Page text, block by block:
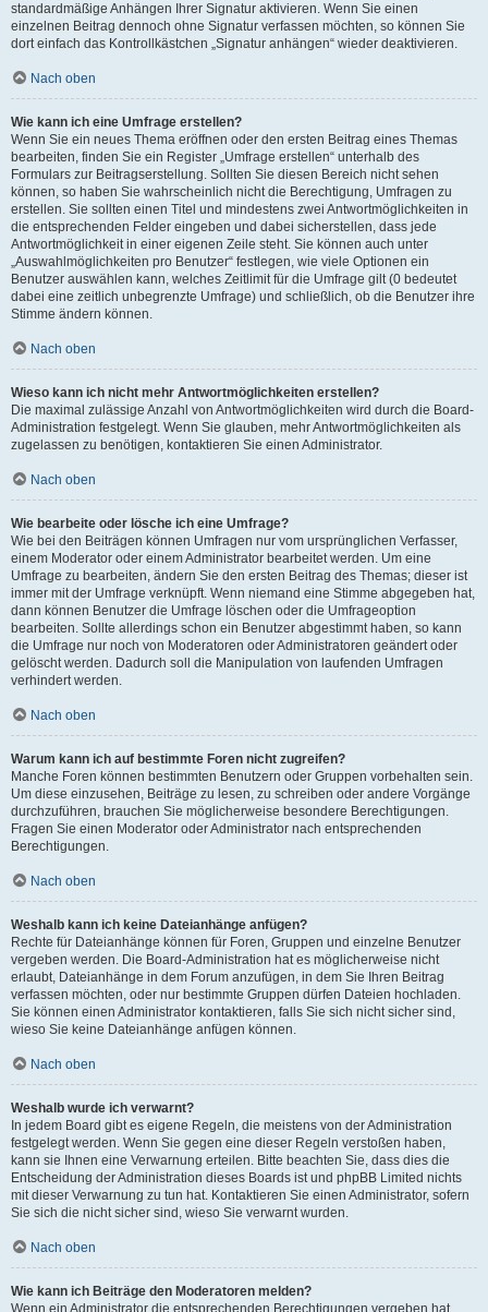
standardmäßige Anhängen Ihrer Signatur aktivieren. Wenn Sie einen
einzelnen Beitrag dennoch ohne Signatur verfassen möchten, so können Sie
dort einfach das Kontrollkästchen „Signatur anhängen“ wieder deaktivieren.
Nach oben
Wie kann ich eine Umfrage erstellen?
Wenn Sie ein neues Thema eröffnen oder den ersten Beitrag eines Themas
bearbeiten, finden Sie ein Register „Umfrage erstellen“ unterhalb des
Formulars zur Beitragserstellung. Sollten Sie diesen Bereich nicht sehen
können, so haben Sie wahrscheinlich nicht die Berechtigung, Umfragen zu
erstellen. Sie sollten einen Titel und mindestens zwei Antwortmöglichkeiten in
die entsprechenden Felder eingeben und dabei sicherstellen, dass jede
Antwortmöglichkeit in einer eigenen Zeile steht. Sie können auch unter
„Auswahlmöglichkeiten pro Benutzer“ festlegen, wie viele Optionen ein
Benutzer auswählen kann, welches Zeitlimit für die Umfrage gilt (0 bedeutet
dabei eine zeitlich unbegrenzte Umfrage) und schließlich, ob die Benutzer ihre
Stimme ändern können.
Nach oben
Wieso kann ich nicht mehr Antwortmöglichkeiten erstellen?
Die maximal zulässige Anzahl von Antwortmöglichkeiten wird durch die Board-
Administration festgelegt. Wenn Sie glauben, mehr Antwortmöglichkeiten als
zugelassen zu benötigen, kontaktieren Sie einen Administrator.
Nach oben
Wie bearbeite oder lösche ich eine Umfrage?
Wie bei den Beiträgen können Umfragen nur vom ursprünglichen Verfasser,
einem Moderator oder einem Administrator bearbeitet werden. Um eine
Umfrage zu bearbeiten, ändern Sie den ersten Beitrag des Themas; dieser ist
immer mit der Umfrage verknüpft. Wenn niemand eine Stimme abgegeben hat,
dann können Benutzer die Umfrage löschen oder die Umfrageoption
bearbeiten. Sollte allerdings schon ein Benutzer abgestimmt haben, so kann
die Umfrage nur noch von Moderatoren oder Administratoren geändert oder
gelöscht werden. Dadurch soll die Manipulation von laufenden Umfragen
verhindert werden.
Nach oben
Warum kann ich auf bestimmte Foren nicht zugreifen?
Manche Foren können bestimmten Benutzern oder Gruppen vorbehalten sein.
Um diese einzusehen, Beiträge zu lesen, zu schreiben oder andere Vorgänge
durchzuführen, brauchen Sie möglicherweise besondere Berechtigungen.
Fragen Sie einen Moderator oder Administrator nach entsprechenden
Berechtigungen.
Nach oben
Weshalb kann ich keine Dateianhänge anfügen?
Rechte für Dateianhänge können für Foren, Gruppen und einzelne Benutzer
vergeben werden. Die Board-Administration hat es möglicherweise nicht
erlaubt, Dateianhänge in dem Forum anzufügen, in dem Sie Ihren Beitrag
verfassen möchten, oder nur bestimmte Gruppen dürfen Dateien hochladen.
Sie können einen Administrator kontaktieren, falls Sie sich nicht sicher sind,
wieso Sie keine Dateianhänge anfügen können.
Nach oben
Weshalb wurde ich verwarnt?
In jedem Board gibt es eigene Regeln, die meistens von der Administration
festgelegt werden. Wenn Sie gegen eine dieser Regeln verstoßen haben,
kann sie Ihnen eine Verwarnung erteilen. Bitte beachten Sie, dass dies die
Entscheidung der Administration dieses Boards ist und phpBB Limited nichts
mit dieser Verwarnung zu tun hat. Kontaktieren Sie einen Administrator, sofern
Sie sich die nicht sicher sind, wieso Sie verwarnt wurden.
Nach oben
Wie kann ich Beiträge den Moderatoren melden?
Wenn ein Administrator die entsprechenden Berechtigungen vergeben hat,